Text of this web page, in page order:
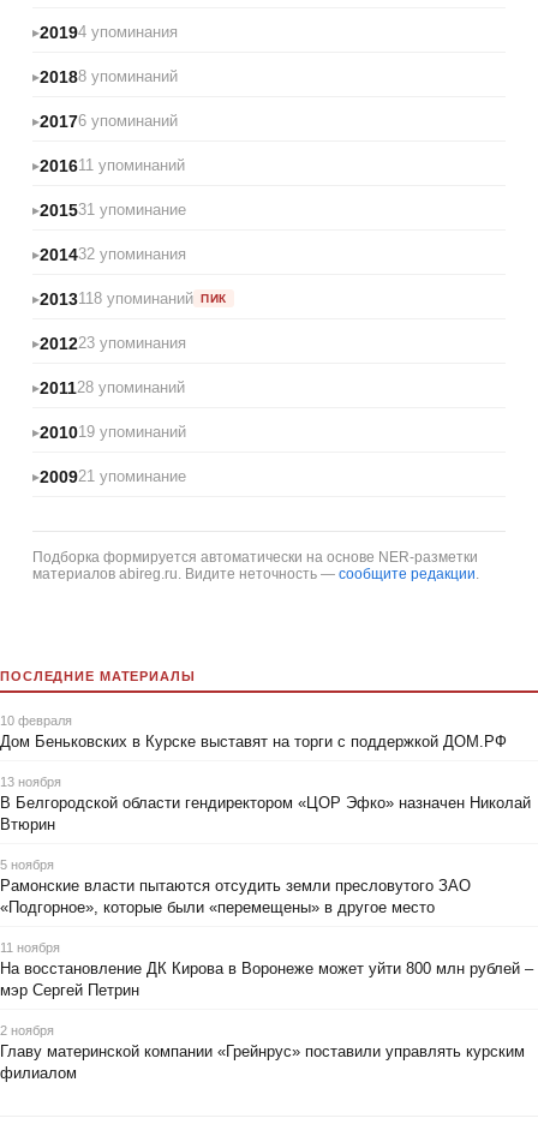
20194 упоминания
20188 упоминаний
20176 упоминаний
201611 упоминаний
201531 упоминание
201432 упоминания
2013118 упоминаний ПИК
201223 упоминания
201128 упоминаний
201019 упоминаний
200921 упоминание
Подборка формируется автоматически на основе NER-разметки
материалов abireg.ru. Видите неточность — сообщите редакции
ПОСЛЕДНИЕ МАТЕРИАЛЫ
10 февраля
Дом Беньковских в Курске выставят на торги с поддержкой ДОМ.РФ
13 ноября
В Белгородской области гендиректором «ЦОР Эфко» назначен Николай
Втюрин
5 ноября
Рамонские власти пытаются отсудить земли пресловутого ЗАО
«Подгорное», которые были «перемещены» в другое место
11 ноября
На восстановление ДК Кирова в Воронеже может уйти 800 млн рублей –
мэр Сергей Петрин
2 ноября
Главу материнской компании «Грейнрус» поставили управлять курским
филиалом